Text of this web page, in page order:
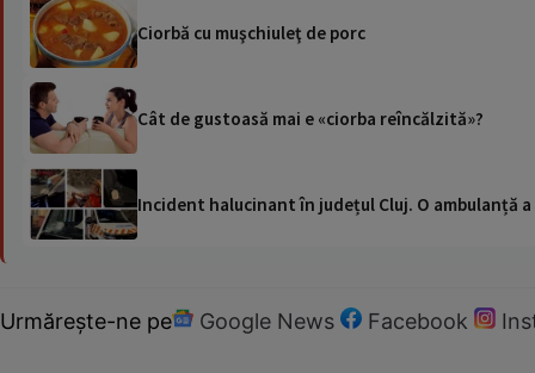
Ciorbă cu muşchiuleţ de porc
Cât de gustoasă mai e «ciorba reîncălzită»?
Incident halucinant în județul Cluj. O ambulanță
Urmărește-ne pe Google News Facebook